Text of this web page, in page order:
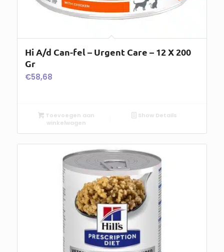
Hi A/d Can-fel – Urgent Care – 12 X 200
Gr
€58,68
Toevoegen aan
winkelwagen
Show Details